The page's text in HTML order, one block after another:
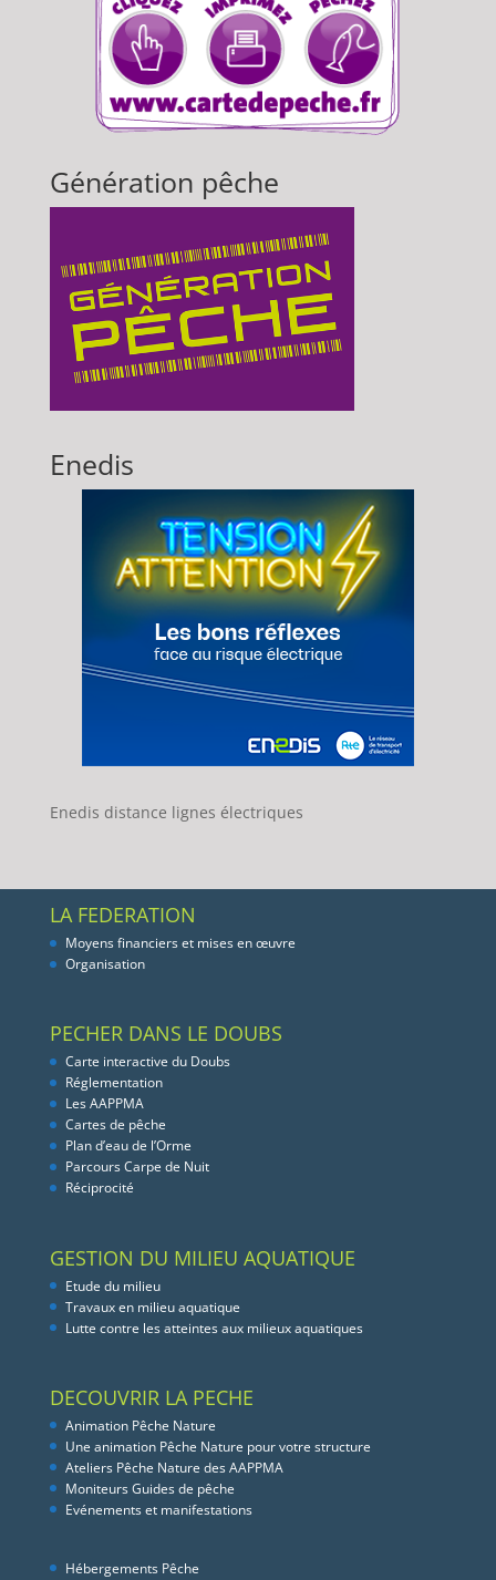
Génération pêche
Enedis
Enedis distance lignes électriques
LA FEDERATION
Moyens financiers et mises en œuvre
Organisation
PECHER DANS LE DOUBS
Carte interactive du Doubs
Réglementation
Les AAPPMA
Cartes de pêche
Plan d’eau de l’Orme
Parcours Carpe de Nuit
Réciprocité
GESTION DU MILIEU AQUATIQUE
Etude du milieu
Travaux en milieu aquatique
Lutte contre les atteintes aux milieux aquatiques
DECOUVRIR LA PECHE
Animation Pêche Nature
Une animation Pêche Nature pour votre structure
Ateliers Pêche Nature des AAPPMA
Moniteurs Guides de pêche
Evénements et manifestations
Hébergements Pêche